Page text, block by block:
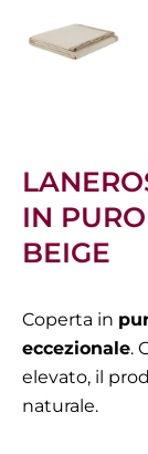
IN
BEIGE
Coperta in
eccezionale.
elevato, il
naturale.